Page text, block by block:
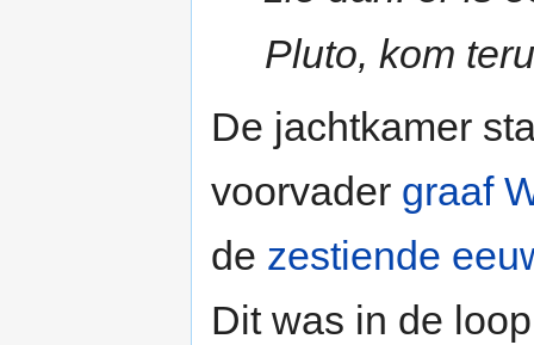
Pluto, kom
De jachtkamer
voorvader graaf
de zestiende
Dit was in de